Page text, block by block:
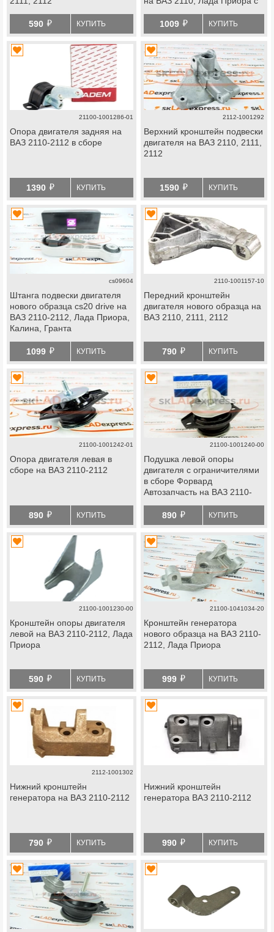
590 й КУПИТЬ
1009 й КУПИТЬ
21100-1001286-01
Опора двигателя задняя на
ВАЗ 2110-2112 в сборе
1390 й КУПИТЬ
2112-1001292
Верхний кронштейн подвески
двигателя на ВАЗ 2110, 2111,
2112
1590 й КУПИТЬ
cs09604
Штанга подвески двигателя
нового образца cs20 drive на
ВАЗ 2110-2112, Лада Приора,
Калина, Гранта
1099 й КУПИТЬ
2110-1001157-10
Передний кронштейн
двигателя нового образца на
ВАЗ 2110, 2111, 2112
790 й КУПИТЬ
21100-1001242-01
Опора двигателя левая в
сборе на ВАЗ 2110-2112
890 й КУПИТЬ
21100-1001240-00
Подушка левой опоры
двигателя с ограничителями
в сборе Форвард
Автозапчасть на ВАЗ 2110-
890 й КУПИТЬ
21100-1001230-00
Кронштейн опоры двигателя
левой на ВАЗ 2110-2112, Лада
Приора
590 й КУПИТЬ
21100-1041034-20
Кронштейн генератора
нового образца на ВАЗ 2110-
2112, Лада Приора
999 й КУПИТЬ
2112-1001302
Нижний кронштейн
генератора на ВАЗ 2110-2112
790 й КУПИТЬ
Нижний кронштейн
генератора ВАЗ 2110-2112
990 й КУПИТЬ